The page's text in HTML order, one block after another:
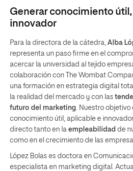
Generar conocimiento
innovador
Para la directora de la cátedra, Alba
representa un paso firme en el
acercar la universidad al tejido
colaboración con The Wombat
una formación en estrategia digital
la realidad del mercado y con las
futuro del marketing . Nuestro
conocimiento útil, aplicable e
directo tanto en la empleabilidad de
como en el crecimiento de las
López Bolas es doctora en
especialista en marketing digital.